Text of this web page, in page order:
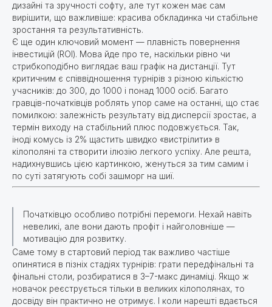
дизайні та зручності софту, але тут кожен має сам
вирішити, що важливіше: красива обкладинка чи стабільне
зростання та результативність.
Є ще один ключовий момент — плавність повернення
інвестицій (ROI). Мова йде про те, наскільки рівно чи
стрибкоподібно виглядає ваш графік на дистанції. Тут
критичним є співвідношення турнірів з різною кількістю
учасників: до 300, до 1000 і понад 1000 осіб. Багато
гравців-початківців роблять упор саме на останні, що стає
помилкою: залежність результату від дисперсії зростає, а
термін виходу на стабільний плюс подовжується. Так,
іноді комусь із 2% щастить швидко «вистрілити» в
кілополяні та створити ілюзію легкого успіху. Але решта,
надихнувшись цією картинкою, женуться за тим самим і
по суті затягують собі зашморг на шиї.
Початківцю особливо потрібні перемоги. Нехай навіть
невеликі, але вони дають профіт і найголовніше —
мотивацію для розвитку.
Саме тому в стартовий період так важливо частіше
опинятися в пізніх стадіях турнірів: грати передфінальні та
фінальні столи, розбиратися в 3–7-макс динаміці. Якщо ж
новачок реєструється тільки в великих кілополянах, то
досвіду він практично не отримує. І коли нарешті вдається